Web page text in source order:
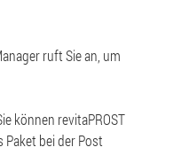
ruft Sie an, um
können revitaPROST
bei der Post